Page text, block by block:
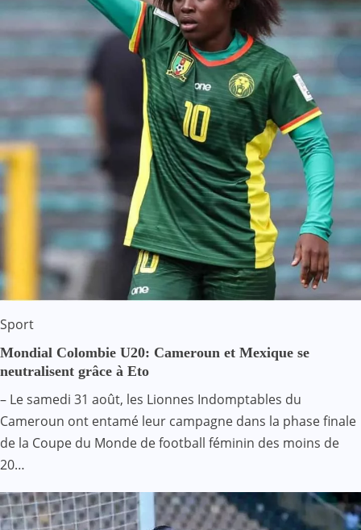
Sport
Mondial Colombie U20: Cameroun et Mexique se
neutralisent grâce à Eto
– Le samedi 31 août, les Lionnes Indomptables du
Cameroun ont entamé leur campagne dans la phase finale
de la Coupe du Monde de football féminin des moins de
20…